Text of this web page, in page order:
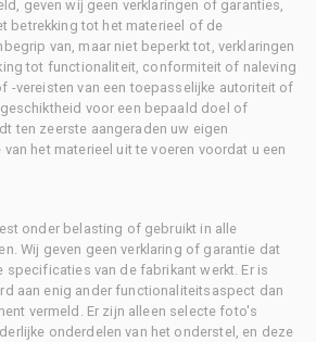
geven wij geen verklaringen of garanties,
betrekking tot het materieel of de
van, maar niet beperkt tot, verklaringen
tot functionaliteit, conformiteit of naleving
-vereisten van een toepasselijke autoriteit of
voor een bepaald doel of
ten zeerste aangeraden uw eigen
het materieel uit te voeren voordat u een
onder belasting of gebruikt in alle
Wij geven geen verklaring of garantie dat
specificaties van de fabrikant werkt. Er is
aan enig ander functionaliteitsaspect dan
vermeld. Er zijn alleen selecte foto's
onderdelen van het onderstel, en deze